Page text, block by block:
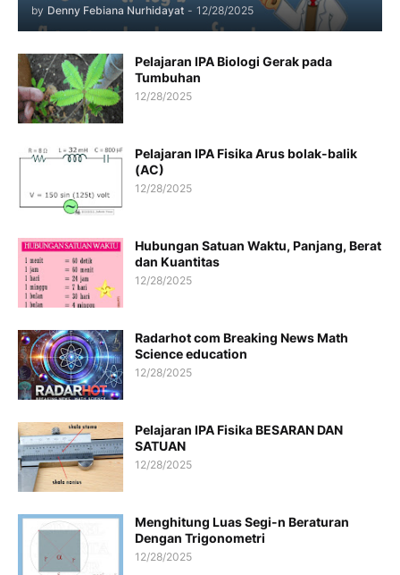
by Denny Febiana Nurhidayat - 12/28/2025
Pelajaran IPA Biologi Gerak pada
Tumbuhan
12/28/2025
Pelajaran IPA Fisika Arus bolak-balik
(AC)
12/28/2025
Hubungan Satuan Waktu, Panjang, Berat
dan Kuantitas
12/28/2025
Radarhot com Breaking News Math
Science education
12/28/2025
Pelajaran IPA Fisika BESARAN DAN
SATUAN
12/28/2025
Menghitung Luas Segi-n Beraturan
Dengan Trigonometri
12/28/2025